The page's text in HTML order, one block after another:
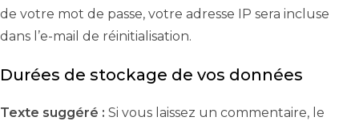
de votre mot de passe, votre adresse IP sera incluse
dans l’e-mail de réinitialisation.
Durées de stockage de vos données
Texte suggéré : Si vous laissez un commentaire, le